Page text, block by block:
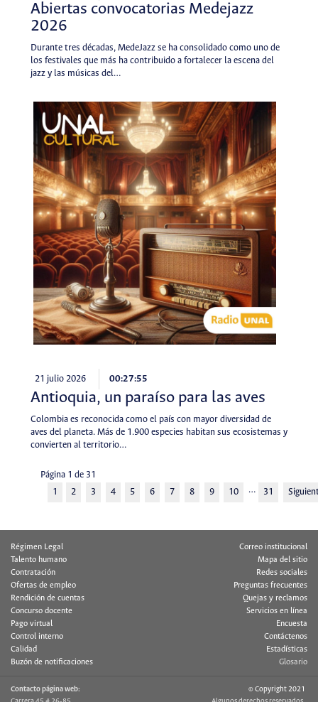
Abiertas convocatorias Medejazz
2026
Durante tres décadas, MedeJazz se ha consolidado como uno de
los festivales que más ha contribuido a fortalecer la escena del
jazz y las músicas del…
21 julio 2026 00:27:55
Antioquia, un paraíso para las aves
Colombia es reconocida como el país con mayor diversidad de
aves del planeta. Más de 1.900 especies habitan sus ecosistemas y
convierten al territorio…
Página 1 de 31
1
2 3 4 5 6 7 8 9 10 … 31
Régimen Legal
Talento humano
Contratación
Ofertas de empleo
Rendición de cuentas
Concurso docente
Pago virtual
Control interno
Calidad
Buzón de notificaciones
Correo institucional
Mapa del sitio
Redes sociales
Preguntas frecuentes
Quejas y reclamos
Servicios en línea
Encuesta
Contáctenos
Estadísticas
Glosario
Contacto página web:
© Copyright 2021